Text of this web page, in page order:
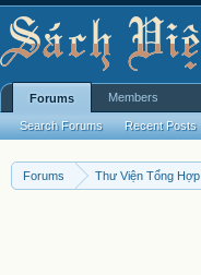
Forums Thư Viện Tổng Hợp
Forums
Search Forums Recent Posts
Members